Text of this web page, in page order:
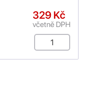
329 Kč
včetně DPH